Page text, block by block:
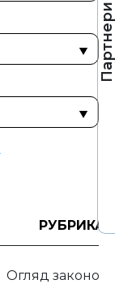
Партнери
РУБРИКА
Огляд